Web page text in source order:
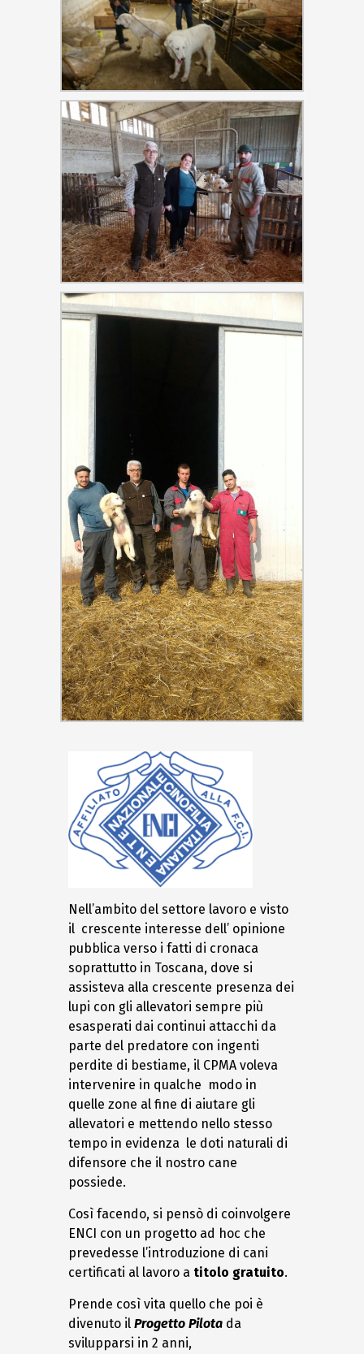
Nell’ambito del settore lavoro e visto
il crescente interesse dell’ opinione
pubblica verso i fatti di cronaca
soprattutto in Toscana, dove si
assisteva alla crescente presenza dei
lupi con gli allevatori sempre più
esasperati dai continui attacchi da
parte del predatore con ingenti
perdite di bestiame, il CPMA voleva
intervenire in qualche modo in
quelle zone al fine di aiutare gli
allevatori e mettendo nello stesso
tempo in evidenza le doti naturali di
difensore che il nostro cane
possiede.
Così facendo, si pensò di coinvolgere
ENCI con un progetto ad hoc che
prevedesse l’introduzione di cani
certificati al lavoro a titolo gratuito.
Prende così vita quello che poi è
divenuto il Progetto Pilota da
svilupparsi in 2 anni,